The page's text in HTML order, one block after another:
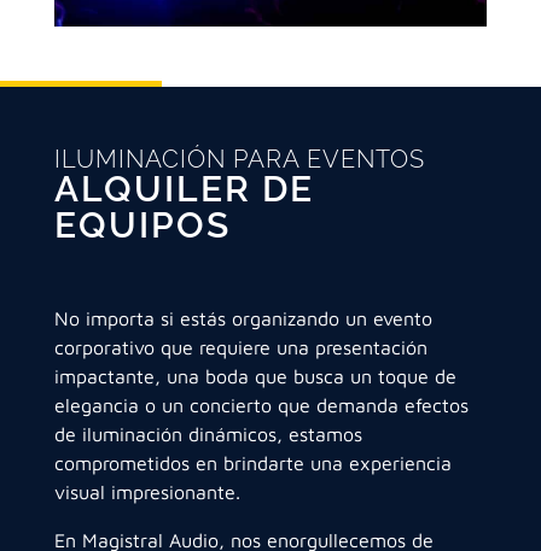
ILUMINACIÓN PARA EVENTOS
ALQUILER DE
EQUIPOS
No importa si estás organizando un evento
corporativo que requiere una presentación
impactante, una boda que busca un toque de
elegancia o un concierto que demanda efectos
de iluminación dinámicos, estamos
comprometidos en brindarte una experiencia
visual impresionante.
En Magistral Audio, nos enorgullecemos de